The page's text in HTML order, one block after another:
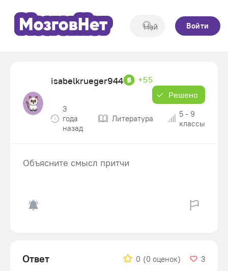
Войти
isabelkrueger944
+55
Решено
3
года
назад
Литература
5 - 9
классы
Объясните смысл притчи
Ответ 0 (0 оценок) 3